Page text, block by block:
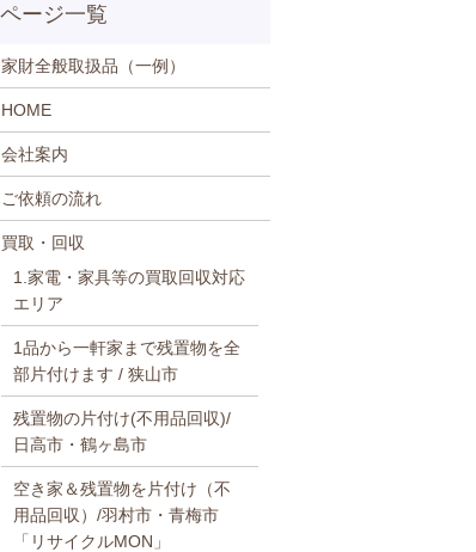
家財全般取扱品（一例）
HOME
会社案内
ご依頼の流れ
買取・回収
1.家電・家具等の買取回収対応
エリア
1品から一軒家まで残置物を全
部片付けます / 狭山市
残置物の片付け(不用品回収)/
日高市・鶴ヶ島市
空き家＆残置物を片付け（不
用品回収）/羽村市・青梅市
「リサイクルMON」